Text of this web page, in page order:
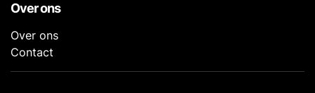
Over ons
Over ons
Contact